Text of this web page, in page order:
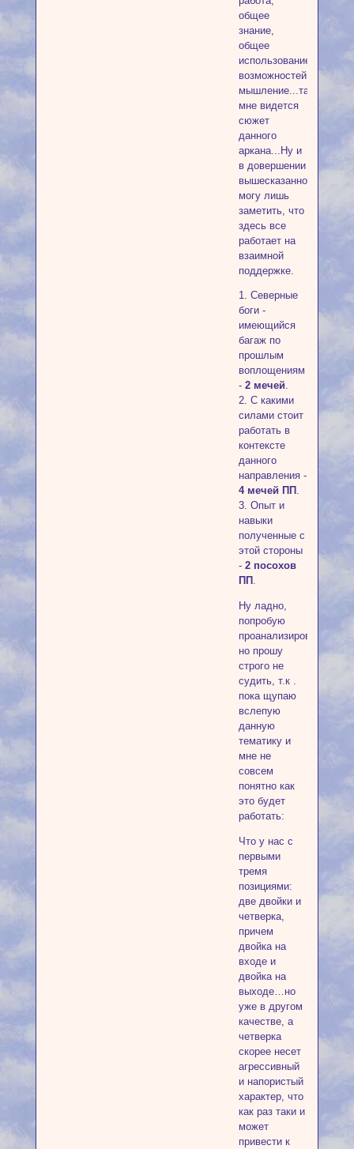
общее
знание,
общее
использование
мышление...таковым
мне видется
сюжет
данного
аркана...Ну и
в довершении
вышесказанного
могу лишь
заметить, что
здесь все
работает на
взаимной
поддержке.
1. Северные
боги -
имеющийся
багаж по
прошлым
воплощениям
- 2 мечей.
2. С какими
силами стоит
работать в
контексте
данного
направления -
4 мечей ПП .
3. Опыт и
навыки
полученные с
этой стороны
- 2 посохов
ПП .
Ну ладно,
попробую
проанализировать,
но прошу
строго не
судить, т.к .
пока щупаю
вслепую
данную
тематику и
мне не
совсем
понятно как
это будет
работать:
Что у нас с
первыми
тремя
позициями:
две двойки и
четверка,
причем
двойка на
входе и
двойка на
выходе…но
уже в другом
качестве, а
четверка
скорее несет
агрессивный
и напористый
характер, что
как раз таки и
может
привести к